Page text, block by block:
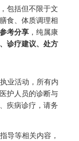
包括但不限于文
食、体质调理相
考分享 ，纯属康
诊疗建议、处方
业活动，所有内
护人员的诊断与
疾病诊疗，请务
导等相关内容，